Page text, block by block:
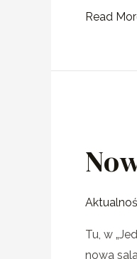
Read
Tu, w
nowa
przy
nr
w